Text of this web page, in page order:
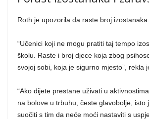
Roth je upozorila da raste broj izostanaka.
“Učenici koji ne mogu pratiti taj tempo
školu. Raste i broj djece koja zbog
svojoj sobi, koja je sigurno mjesto”, rekla
“Ako dijete prestane uživati u
na bolove u trbuhu, česte glavobolje,
suočiti s tim da neće moći nastaviti s